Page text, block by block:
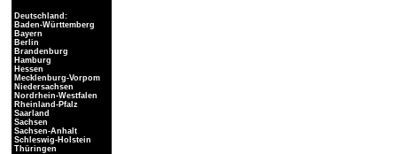
Deutschland:
Baden-Württemberg
Bayern
Berlin
Brandenburg
Hamburg
Hessen
Mecklenburg-Vorpom
Niedersachsen
Nordrhein-Westfalen
Rheinland-Pfalz
Saarland
Sachsen
Sachsen-Anhalt
Schleswig-Holstein
Thüringen